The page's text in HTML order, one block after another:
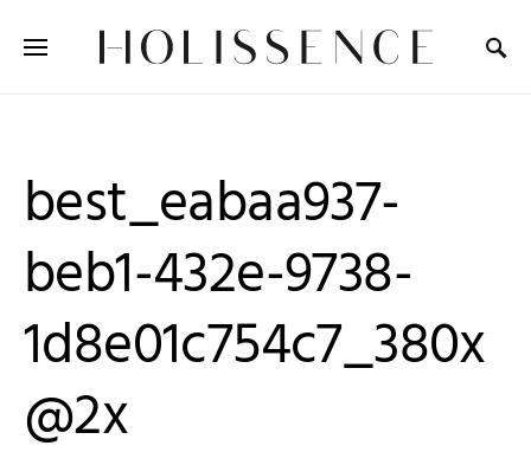
best_eabaa937-
beb1-432e-9738-
1d8e01c754c7_380x
@2x